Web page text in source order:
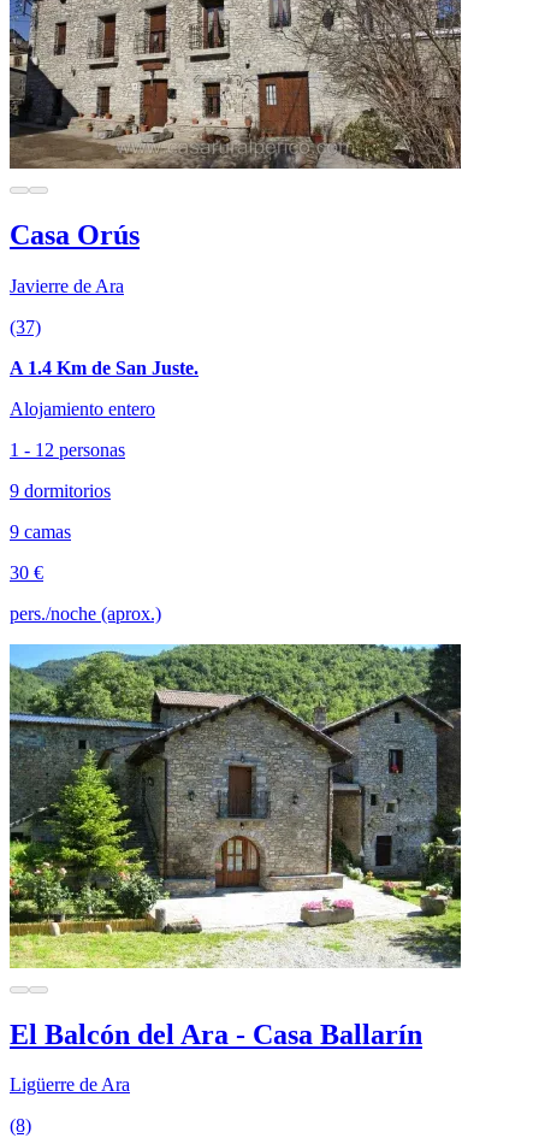
Casa Orús
Javierre de Ara
(37)
A 1.4 Km de San Juste.
Alojamiento entero
1 - 12 personas
9 dormitorios
9 camas
30 €
pers./noche (aprox.)
El Balcón del Ara - Casa Ballarín
Ligüerre de Ara
(8)